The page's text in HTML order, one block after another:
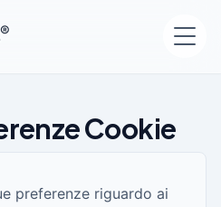
®
Cookie
preferenze riguardo ai